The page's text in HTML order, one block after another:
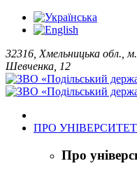
32316, Хмельницька обл.,
Шевченка, 12
ПРО УНІВЕРСИТЕТ
Про